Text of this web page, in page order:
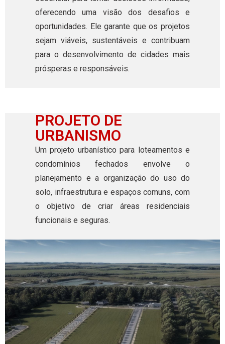
oferecendo uma visão dos desafios e
oportunidades. Ele garante que os projetos
sejam viáveis, sustentáveis e contribuam
para o desenvolvimento de cidades mais
prósperas e responsáveis.
PROJETO DE
URBANISMO
Um projeto urbanístico para loteamentos e
condomínios fechados envolve o
planejamento e a organização do uso do
solo, infraestrutura e espaços comuns, com
o objetivo de criar áreas residenciais
funcionais e seguras.